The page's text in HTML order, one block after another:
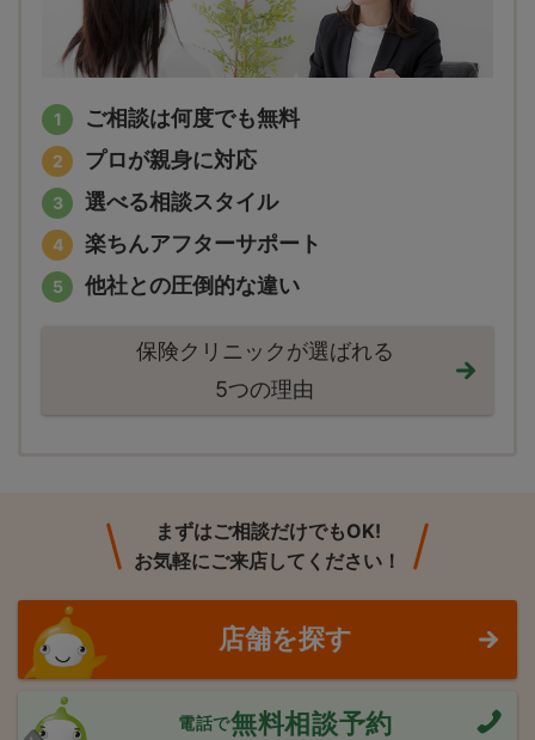
ご相談は何度でも無料
プロが親身に対応
選べる相談スタイル
楽ちんアフターサポート
他社との圧倒的な違い
保険クリニックが選ばれる
5つの理由
まずはご相談だけでもOK!
お気軽にご来店してください！
店舗を探す
電話で無料相談予約